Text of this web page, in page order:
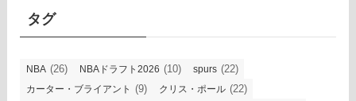
タグ
NBA (26) NBAドラフト2026 (10) spurs (22)
カーター・ブライアント (9) クリス・ポール (22)